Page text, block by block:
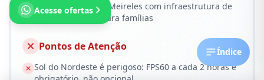
Índice
Praias urbanas de Meireles com infraestrutura de
primeiro mundo para famílias
Pontos de Atenção
Sol do Nordeste é perigoso: FPS60 a cada 2 horas é
Acesse ofertas